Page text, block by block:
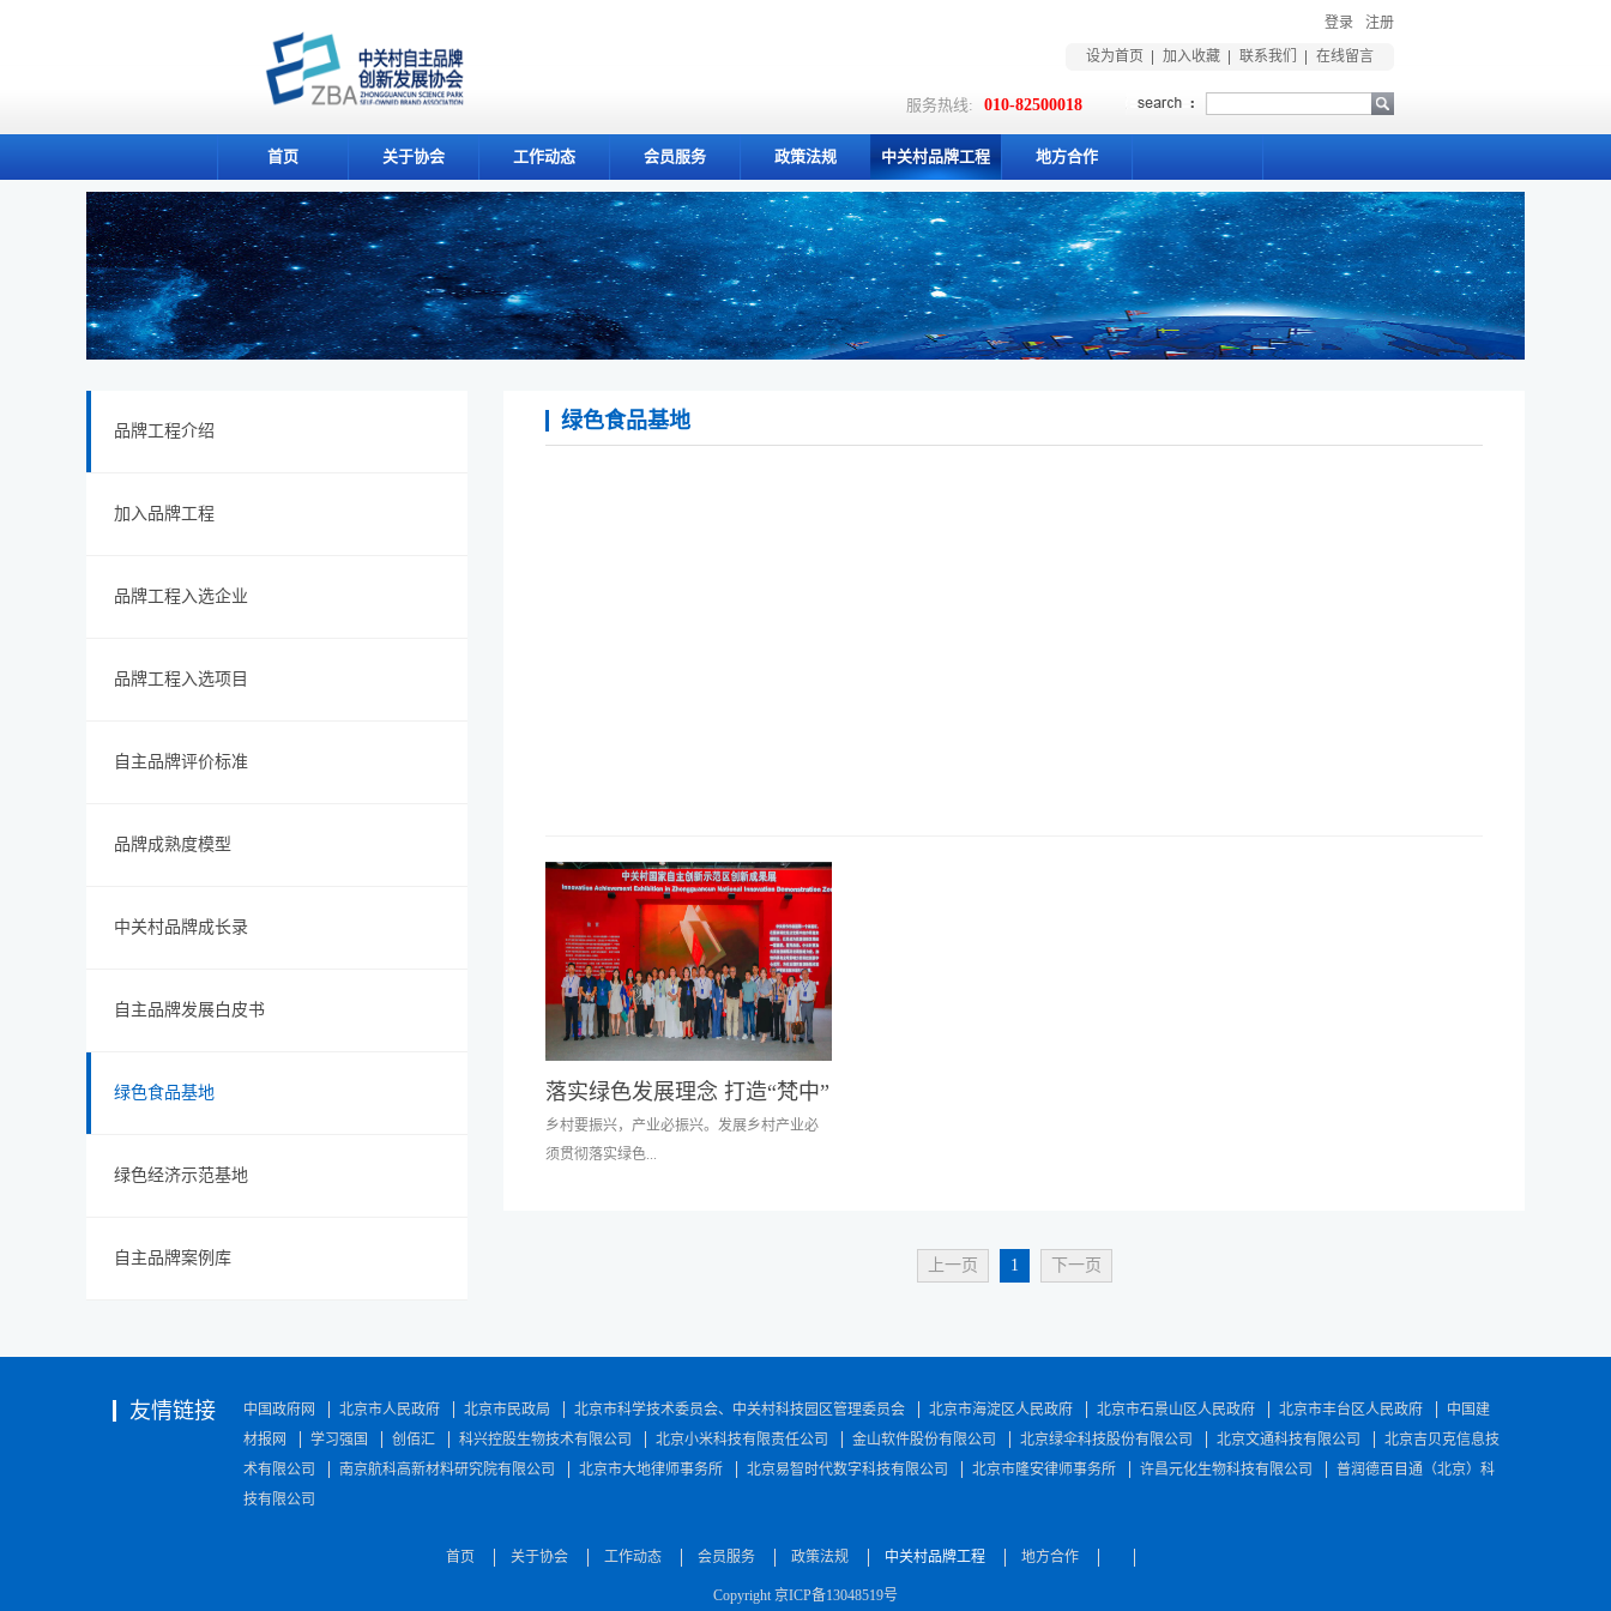
设为首页 加入收藏 联系我们 在线留言
服务热线: 010-82500018
登录 注册
首页 关于协会 工作动态 会员服务 政策法规 中关村品牌工程 地方合作
品牌工程介绍
加入品牌工程
品牌工程入选企业
品牌工程入选项目
自主品牌评价标准
品牌成熟度模型
中关村品牌成长录
自主品牌发展白皮书
绿色食品基地
绿色经济示范基地
自主品牌案例库
绿色食品基地
落实绿色发展理念 打造“梵中”
有机苹果品牌
乡村要振兴，产业必振兴。发展乡村产业必
须贯彻落实绿色...
农作物种植市场普遍具有求数量不求质量的
行各种美化包装，如为苹果上色药、为了甜
度浇灌甜蜜素等，导致各类残留问题非常严
重，随之苹果质量也开始下降，因此造成了
中关村品牌协会联合上海梵中生物科技有限
公司，以习近平新时代中国特色社会主义思
上一页 1 下一页
友情链接 中国政府网 北京市人民政府 北京市民政局 北京市科学技术委员会、中关村科技园区管理委员会 北京市海淀区人民政府 北京市石景山区人民政府 北京市丰台区人民政府
中国建
材报网
学习强国 创佰汇 科兴控股生物技术有限公司 北京小米科技有限责任公司 金山软件股份有限公司 北京绿伞科技股份有限公司 北京文通科技有限公司
北京吉贝克信息技
术有限公司
南京航科高新材料研究院有限公司 北京市大地律师事务所 北京易智时代数字科技有限公司 北京市隆安律师事务所 许昌元化生物科技有限公司
普润德百目通（北京）科
技有限公司
首页 关于协会 工作动态 会员服务 政策法规 中关村品牌工程 地方合作
Copyright 京ICP备13048519号